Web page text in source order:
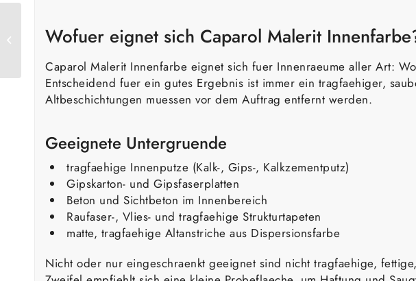
Wofuer eignet sich Caparol Malerit
Caparol Malerit Innenfarbe eignet sich fuer Innenraeume aller Art:
Entscheidend fuer ein gutes Ergebnis ist immer ein tragfaehiger,
Altbeschichtungen muessen vor dem Auftrag entfernt werden.
Geeignete Untergruende
tragfaehige Innenputze (Kalk-, Gips-, Kalkzementputz)
Gipskarton- und Gipsfaserplatten
Beton und Sichtbeton im Innenbereich
Raufaser-, Vlies- und tragfaehige Strukturtapeten
matte, tragfaehige Altanstriche aus Dispersionsfarbe
Nicht oder nur eingeschraenkt geeignet sind nicht tragfaehige,
Caparol Cap-elast Riss-
Spachtel